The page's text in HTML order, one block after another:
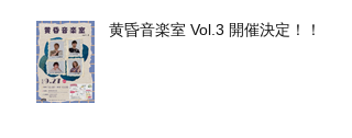
黄昏音楽室 Vol.3 開催決定！！